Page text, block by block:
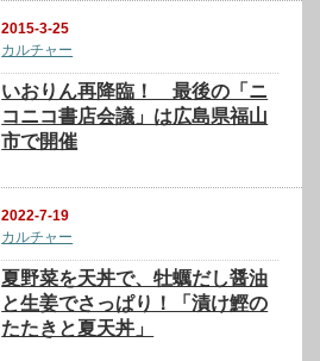
2015-3-25
カルチャー
いおりん再降臨！ 最後の「ニ
コニコ書店会議」は広島県福山
市で開催
2022-7-19
カルチャー
夏野菜を天丼で、牡蠣だし醤油
と生姜でさっぱり！「漬け鰹の
たたきと夏天丼」